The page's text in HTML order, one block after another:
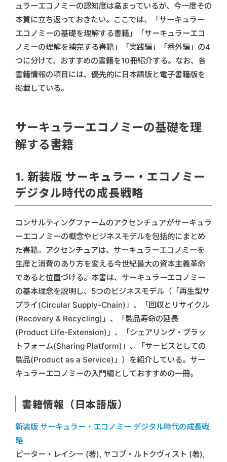
ュラーエコノミーの認知度は高まっているが、今一度その
本質に立ち返っておきたい。ここでは、「サーキュラー
エコノミーの基礎を理解する書籍」「サーキュラーエコ
ノミーの理解を補完する書籍」「実践編」「番外編」の4
つに分けて、おすすめの書籍を10冊紹介する。なお、各
書籍情報の項目には、優先的に日本語版と電子書籍版を
掲載している。
サーキュラーエコノミーの基礎を理
解する書籍
1. 新装版 サーキュラー・エコノミー
デジタル時代の成長戦略
コンサルティングファームのアクセンチュアがサーキュラ
ーエコノミーの概念やビジネスモデルを包括的にまとめ
た書籍。アクセンチュアは、サーキュラーエコノミーを
生産と消費のあり方を変える今世紀最大の資本主義革命
であると位置づける。本書は、サーキュラーエコノミー
の基本理念を説明し、5つのビジネスモデル（「再生型サ
プライ(Circular Supply-Chain)」、「回収とリサイクル
(Recovery & Recycling)」、「製品寿命の延長
(Product Life-Extension)」、「シェアリング・プラッ
トフォーム(Sharing Platform)」、「サービスとしての
製品(Product as a Service)」）を紹介している。サー
キュラーエコノミーの入門編としておすすめの一冊。
書籍情報（日本語版）
新装版 サーキュラー・エコノミー デジタル時代の成長戦
略
ピーター・レイシー (著), ヤコブ・ルトクヴィスト (著),